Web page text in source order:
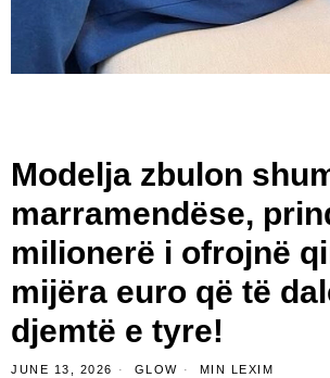
Modelja zbulon
marramendëse,
milionerë i ofrojnë
mijëra euro që të
djemtë e tyre!
JUNE 13, 2026 GLOW MIN LEXIM